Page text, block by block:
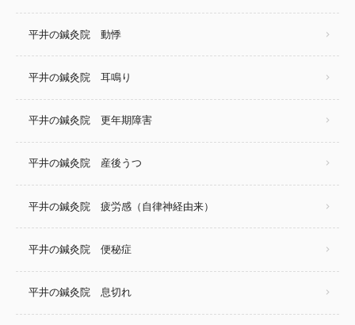
平井の鍼灸院 動悸
平井の鍼灸院 耳鳴り
平井の鍼灸院 更年期障害
平井の鍼灸院 産後うつ
平井の鍼灸院 疲労感（自律神経由来）
平井の鍼灸院 便秘症
平井の鍼灸院 息切れ